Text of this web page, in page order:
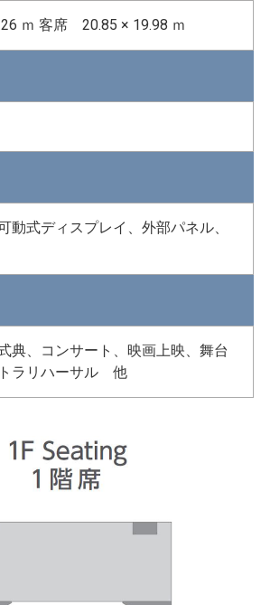
ｍ 客席 20.85 × 19.98 ｍ
動式ディスプレイ、外部パネル、
典、コンサート、映画上映、舞台
ラリハーサル 他